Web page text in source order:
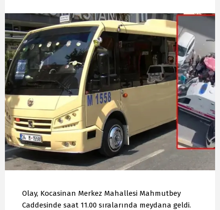
Olay, Kocasinan Merkez Mahallesi Mahmutbey
Caddesinde saat 11.00 sıralarında meydana geldi.